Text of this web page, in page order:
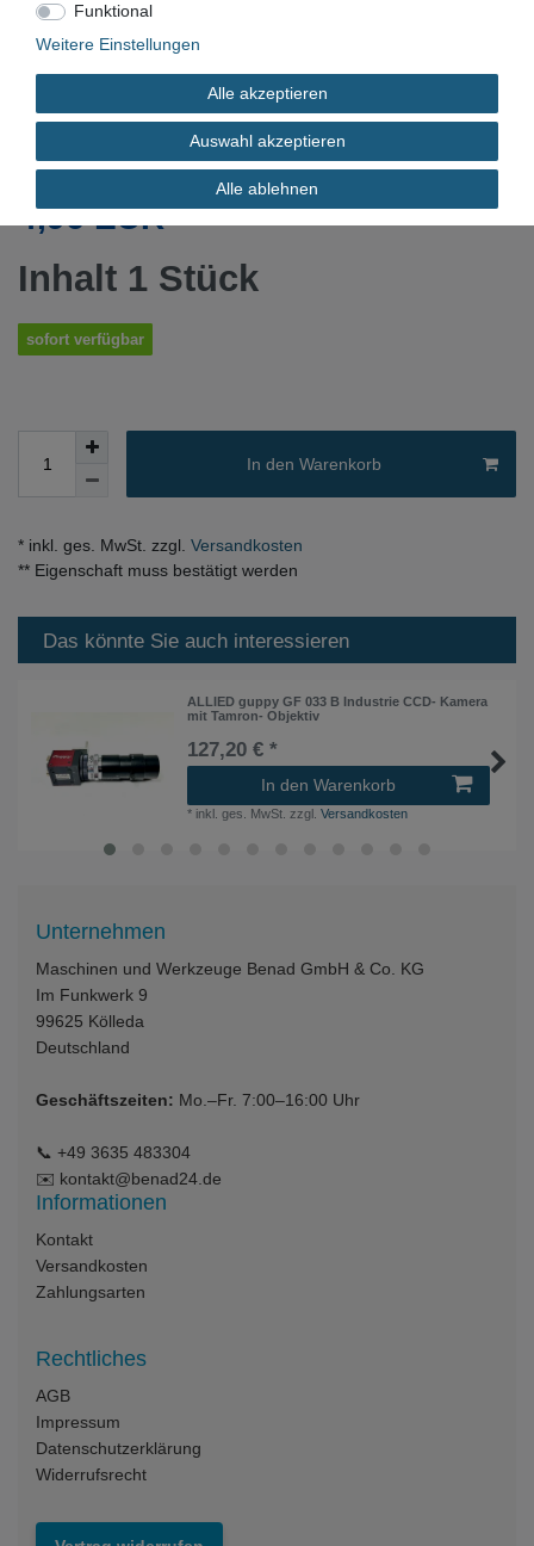
FORM
DURCHMESSER
4,96 EUR*
Inhalt 1 Stück
sofort verfügbar
In den Warenkorb
* inkl. ges. MwSt. zzgl. Versandkosten
** Eigenschaft muss bestätigt werden
Das könnte Sie auch interessieren
ALLIED guppy GF 033 B Industrie CCD- Kamera
mit Tamron- Objektiv
127,20 € *
In den Warenkorb
* inkl. ges. MwSt. zzgl.Versandkosten
Unternehmen
Maschinen und Werkzeuge Benad GmbH & Co. KG
Im Funkwerk 9
99625 Kölleda
Deutschland
Geschäftszeiten: Mo.–Fr. 7:00–16:00 Uhr
📞 +49 3635 483304
✉️ kontakt@benad24.de
Informationen
Kontakt
Versandkosten
Zahlungsarten
Rechtliches
AGB
Impressum
Datenschutzerklärung
Widerrufsrecht
Funktional
Weitere Einstellungen
Alle akzeptieren
Auswahl akzeptieren
Alle ablehnen